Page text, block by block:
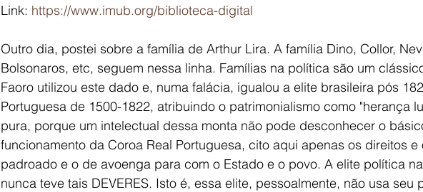
Link: https://www.imub.org/biblioteca-digital
Outro dia, postei sobre a família de Arthur Lira. A família Dino, Collor,
Bolsonaros, etc, seguem nessa linha. Famílias na política são um
Faoro utilizou este dado e, numa falácia, igualou a elite brasileira pós
Portuguesa de 1500-1822, atribuindo o patrimonialismo como "herança
pura, porque um intelectual dessa monta não pode desconhecer o
funcionamento da Coroa Real Portuguesa, cito aqui apenas os direitos e
padroado e o de avoenga para com o Estado e o povo. A elite política
nunca teve tais DEVERES. Isto é, essa elite, pessoalmente, não usa seu